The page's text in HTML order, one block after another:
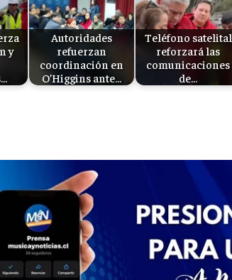
y
Autoridades
refuerzan
coordinación en
O’Higgins ante…
Teléfono satelital
reforzará las
comunicaciones
de…